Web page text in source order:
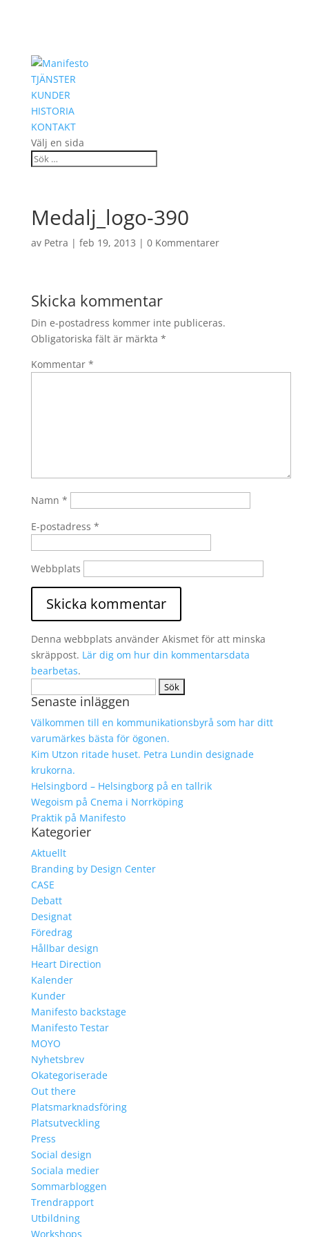
TJÄNSTER
KUNDER
HISTORIA
KONTAKT
Välj en sida
Medalj_logo-390
av Petra | feb 19, 2013 | 0 Kommentarer
Skicka kommentar
Din e-postadress kommer inte publiceras.
Obligatoriska fält är märkta *
Kommentar *
Namn *
E-postadress *
Webbplats
Denna webbplats använder Akismet för att minska
skräppost. Lär dig om hur din kommentarsdata
bearbetas.
efter:
Senaste inläggen
Välkommen till en kommunikationsbyrå som har ditt
varumärkes bästa för ögonen.
Kim Utzon ritade huset. Petra Lundin designade
krukorna.
Helsingbord – Helsingborg på en tallrik
Wegoism på Cnema i Norrköping
Praktik på Manifesto
Kategorier
Aktuellt
Branding by Design Center
CASE
Debatt
Designat
Föredrag
Hållbar design
Heart Direction
Kalender
Kunder
Manifesto backstage
Manifesto Testar
MOYO
Nyhetsbrev
Okategoriserade
Out there
Platsmarknadsföring
Platsutveckling
Press
Social design
Sociala medier
Sommarbloggen
Trendrapport
Utbildning
Workshops